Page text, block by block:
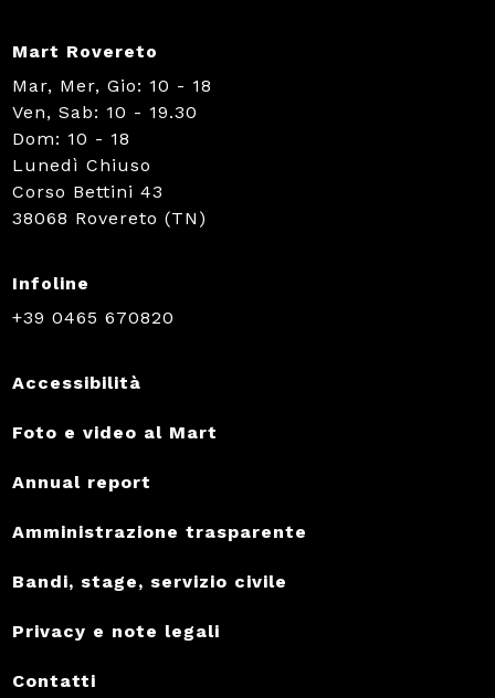
Mart Rovereto
Mar, Mer, Gio: 10 - 18
Ven, Sab: 10 - 19.30
Dom: 10 - 18
Lunedì Chiuso
Corso Bettini 43
38068 Rovereto (TN)
Infoline
+39 0465 670820
Accessibilità
Foto e video al Mart
Annual report
Amministrazione trasparente
Bandi, stage, servizio civile
Privacy e note legali
Contatti